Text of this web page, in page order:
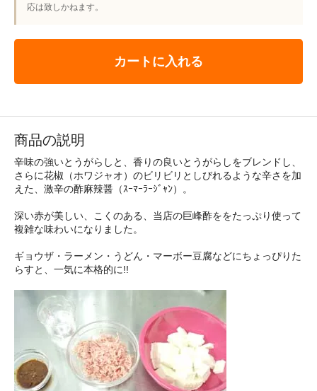
応は致しかねます。
カートに入れる
商品の説明
辛味の強いとうがらしと、香りの良いとうがらしをブレンドし、
さらに花椒（ホワジャオ）のビリビリとしびれるような辛さを加
えた、激辛の酢麻辣醤（ｽｰﾏｰﾗｰｼﾞｬﾝ）。
深い赤が美しい、こくのある、当店の巨峰酢ををたっぷり使って
複雑な味わいになりました。
ギョウザ・ラーメン・うどん・マーボー豆腐などにちょっぴりた
らすと、一気に本格的に!!